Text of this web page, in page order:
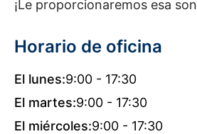
¡Le proporcionaremos esa
Horario de oficina
El lunes:9:00 - 17:30
El martes:9:00 - 17:30
El miércoles:9:00 - 17:30